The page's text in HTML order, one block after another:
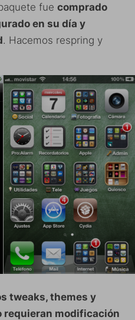
fue comprado
en su día y
. Hacemos respring y
tweaks, themes y
requieran modificación